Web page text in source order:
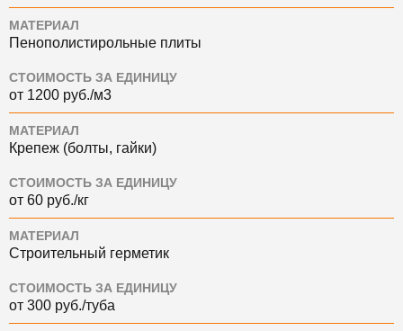
МАТЕРИАЛ
Пенополистирольные плиты
СТОИМОСТЬ ЗА ЕДИНИЦУ
от 1200 руб./м3
МАТЕРИАЛ
Крепеж (болты, гайки)
СТОИМОСТЬ ЗА ЕДИНИЦУ
от 60 руб./кг
МАТЕРИАЛ
Строительный герметик
СТОИМОСТЬ ЗА ЕДИНИЦУ
от 300 руб./туба